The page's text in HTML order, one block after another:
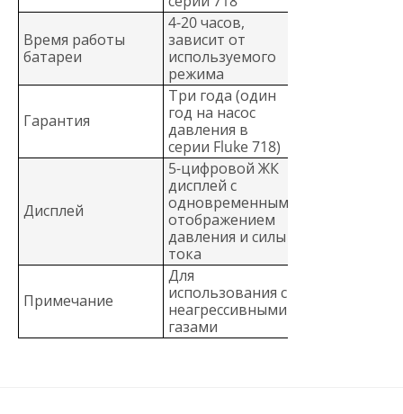
Время работы
батареи
4-20 часов,
зависит от
используемого
режима
Гарантия
Три года (один
год на насос
давления в
серии Fluke 718)
Дисплей
5-цифровой ЖК
дисплей с
одновременным
отображением
давления и силы
тока
Примечание
Для
использования с
неагрессивными
газами